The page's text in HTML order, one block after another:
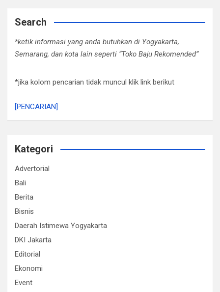
Search
*ketik informasi yang anda butuhkan di Yogyakarta,
Semarang, dan kota lain seperti “Toko Baju Rekomended”
*jika kolom pencarian tidak muncul klik link berikut
[PENCARIAN]
Kategori
Advertorial
Bali
Berita
Bisnis
Daerah Istimewa Yogyakarta
DKI Jakarta
Editorial
Ekonomi
Event